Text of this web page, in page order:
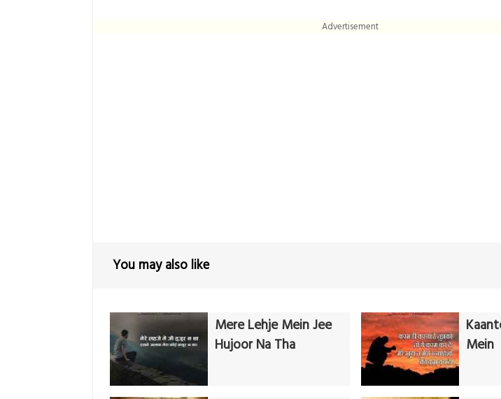
Advertisement
You may also like
Mere Lehje Mein Jee
Hujoor Na Tha
Mein